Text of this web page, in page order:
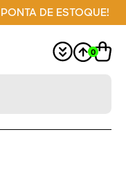
DE ESTOQUE!
0